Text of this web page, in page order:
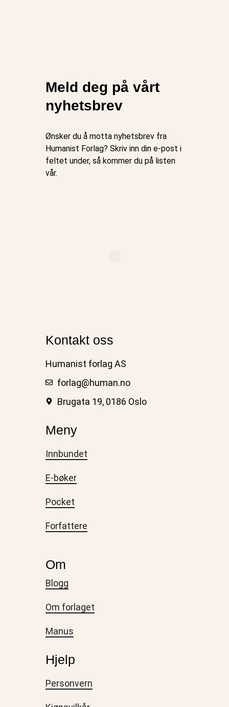
Meld deg på vårt
nyhetsbrev
Ønsker du å motta nyhetsbrev fra
Humanist Forlag? Skriv inn din e-post i
feltet under, så kommer du på listen
vår.
Kontakt oss
Humanist forlag AS
forlag@human.no
Brugata 19, 0186 Oslo
Meny
Innbundet
E-bøker
Pocket
Forfattere
Om
Blogg
Om forlaget
Manus
Hjelp
Personvern